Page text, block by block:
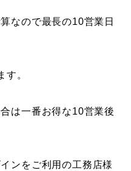
なので最長の10営業日
す。
は一番お得な10営業後
ンをご利用の工務店様